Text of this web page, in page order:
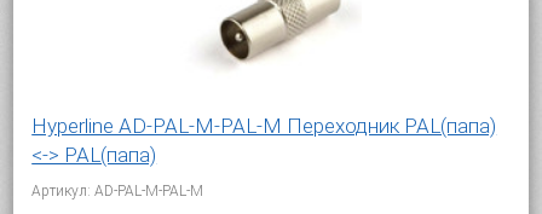
Hyperline AD-PAL-M-PAL-M Переходник PAL(папа)
<-> PAL(папа)
Артикул: AD-PAL-M-PAL-M